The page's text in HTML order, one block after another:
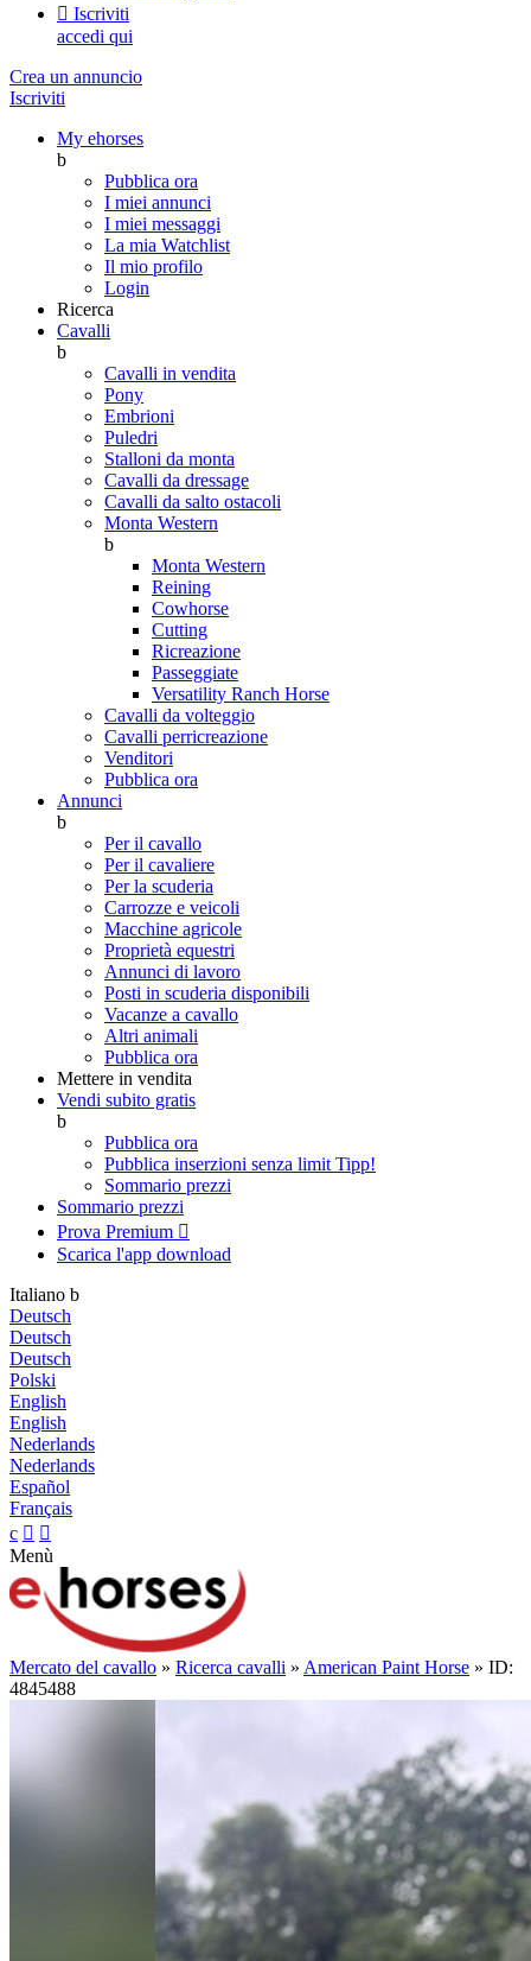
 Iscriviti
accedi qui
Crea un annuncio
Iscriviti
My ehorses
b
Pubblica ora
I miei annunci
I miei messaggi
La mia Watchlist
Il mio profilo
Login
Ricerca
Cavalli
b
Cavalli in vendita
Pony
Embrioni
Puledri
Stalloni da monta
Cavalli da dressage
Cavalli da salto ostacoli
Monta Western
b
Monta Western
Reining
Cowhorse
Cutting
Ricreazione
Passeggiate
Versatility Ranch Horse
Cavalli da volteggio
Cavalli perricreazione
Venditori
Pubblica ora
Annunci
b
Per il cavallo
Per il cavaliere
Per la scuderia
Carrozze e veicoli
Macchine agricole
Proprietà equestri
Annunci di lavoro
Posti in scuderia disponibili
Vacanze a cavallo
Altri animali
Pubblica ora
Mettere in vendita
Vendi subito gratis
b
Pubblica ora
Pubblica inserzioni senza limit Tipp!
Sommario prezzi
Sommario prezzi
Prova Premium 
Scarica l'app download
Italiano b
Deutsch
Deutsch
Deutsch
Polski
English
English
Nederlands
Nederlands
Español
Français
c  
Menù
Mercato del cavallo » Ricerca cavalli » American Paint Horse » ID:
4845488